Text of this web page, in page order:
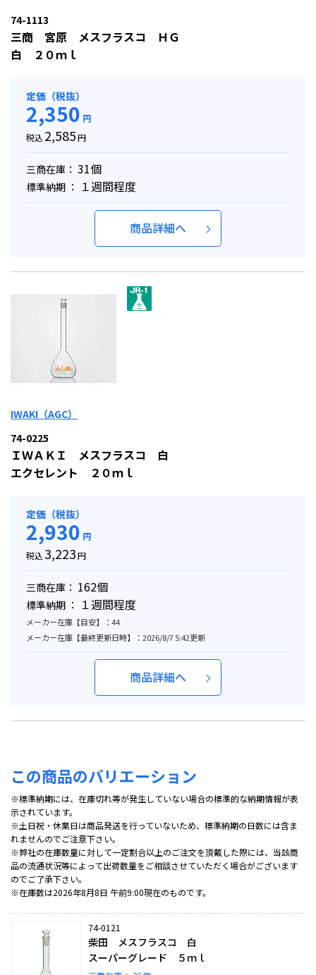
74-1113
三商 宮原 メスフラスコ ＨＧ
白 ２０ｍｌ
定価（税抜）
2,350 円
税込 2,585円
三商在庫： 31個
標準納期 ： １週間程度
商品詳細へ
IWAKI（AGC）
74-0225
ＩＷＡＫＩ メスフラスコ 白
エクセレント ２０ｍｌ
定価（税抜）
2,930 円
税込 3,223円
三商在庫： 162個
標準納期 ： １週間程度
メーカー在庫【目安】：44
メーカー在庫【最終更新日時】：2026/8/7 5:42更新
商品詳細へ
この商品のバリエーション
※標準納期には、在庫切れ等が発生していない場合の標準的な納期情報が表
示されています。
※土日祝・休業日は商品発送を行っていないため、標準納期の日数には含ま
れませんのでご注意下さい。
※弊社の在庫数量に対して一定割合以上のご注文を頂戴した際には、当該商
品の流通状況等によって出荷数量をご相談させていただく場合がございます
のでご了承下さい。
※在庫数は2026年8月8日 午前9:00現在のものです。
74-0121
柴田 メスフラスコ 白
スーパーグレード ５ｍｌ